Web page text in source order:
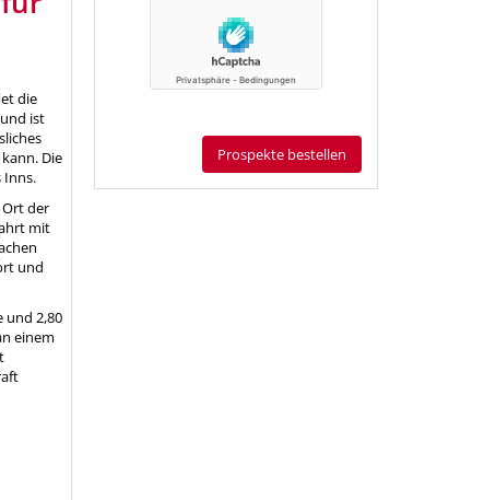
die
ist
Die
Inns.
Ort der
mit
und
und 2,80
einem
Prospekte bestellen